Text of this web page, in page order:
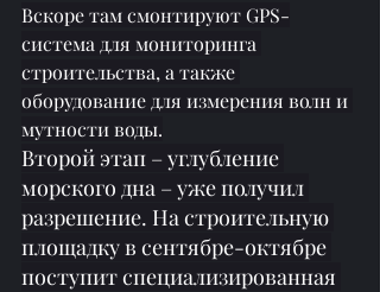
Вскоре там смонтируют GPS-
система для мониторинга
строительства, а также
оборудование для измерения волн и
мутности воды.
Второй этап – углубление
морского дна – уже получил
разрешение. На строительную
площадку в сентябре-октябре
поступит специализированная